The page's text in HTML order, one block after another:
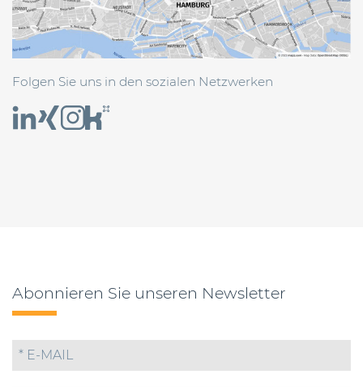
Folgen Sie uns in den sozialen Netzwerken
Abonnieren Sie unseren Newsletter